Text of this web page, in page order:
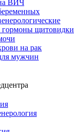
ВИЧ
гормоны щитовидки
на рак
мужчин